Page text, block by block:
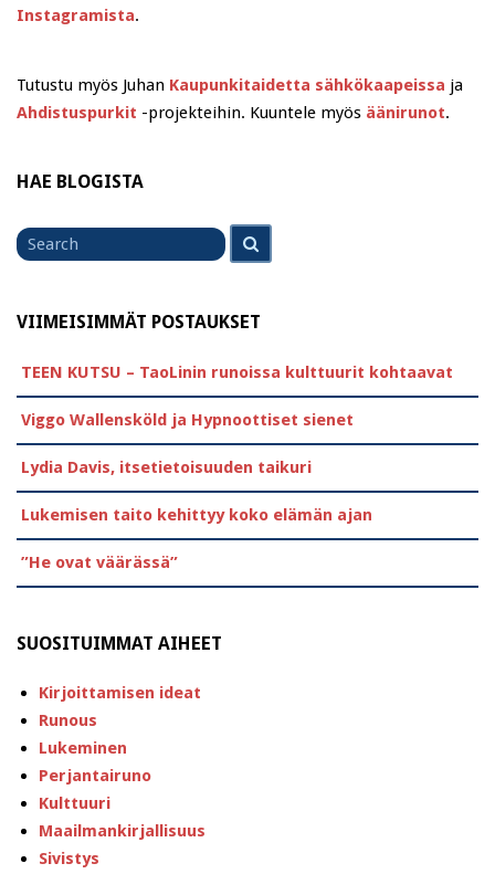
Instagramista.
Tutustu myös Juhan Kaupunkitaidetta sähkökaapeissa ja
Ahdistuspurkit -projekteihin. Kuuntele myös äänirunot.
HAE BLOGISTA
Search
for
VIIMEISIMMÄT POSTAUKSET
TEEN KUTSU – TaoLinin runoissa kulttuurit kohtaavat
Viggo Wallensköld ja Hypnoottiset sienet
Lydia Davis, itsetietoisuuden taikuri
Lukemisen taito kehittyy koko elämän ajan
”He ovat väärässä”
SUOSITUIMMAT AIHEET
Kirjoittamisen ideat
Runous
Lukeminen
Perjantairuno
Kulttuuri
Maailmankirjallisuus
Sivistys